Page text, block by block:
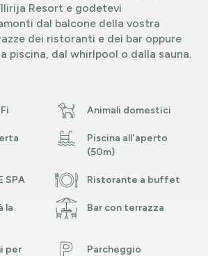
Resort e godetevi
dal balcone della vostra
dei ristoranti e dei bar oppure
piscina, dal whirlpool o dalla sauna.
Animali domestici
Piscina all'aperto
(50m)
SPA Ristorante a buffet
la
Bar con terrazza
per
Parcheggio